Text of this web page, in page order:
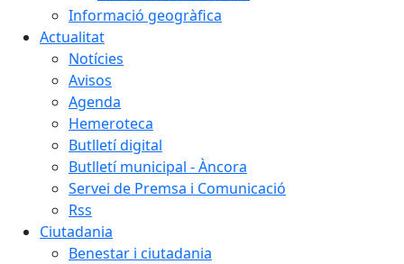
Informació geogràfica
Actualitat
Notícies
Avisos
Agenda
Hemeroteca
Butlletí digital
Butlletí municipal - Àncora
Servei de Premsa i Comunicació
Rss
Ciutadania
Benestar i ciutadania